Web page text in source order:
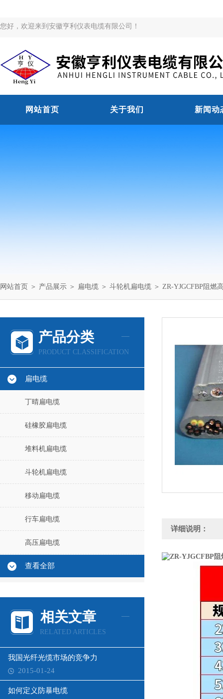
您好，欢迎来到安徽亨利仪表电缆有限公司！
网站首页 关于我们 新闻动
网站首页 ＞ 产品展示 ＞ 扁电缆 ＞ 斗轮机扁电缆 ＞ ZR-YJGCFBP阻燃
产品分类
PRODUCT CLASSIFICATION
扁电缆
丁晴扁电缆
硅橡胶扁电缆
堆料机扁电缆
斗轮机扁电缆
移动扁电缆
行车扁电缆
高压扁电缆
查看全部
相关文章
RELATED ARTICLES
我国光纤光缆市场的竞争力
2015-01-24
如何定义防暴电缆
详细说明：